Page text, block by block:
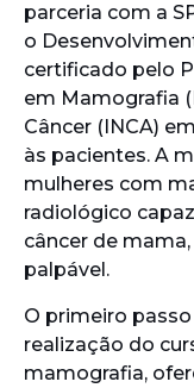
parceria com a
o
certificado pelo
em Mamografia
Câncer (INCA)
às pacientes. A
mulheres com
radiológico
câncer de
palpável.
O primeiro
realização do
mamografia,